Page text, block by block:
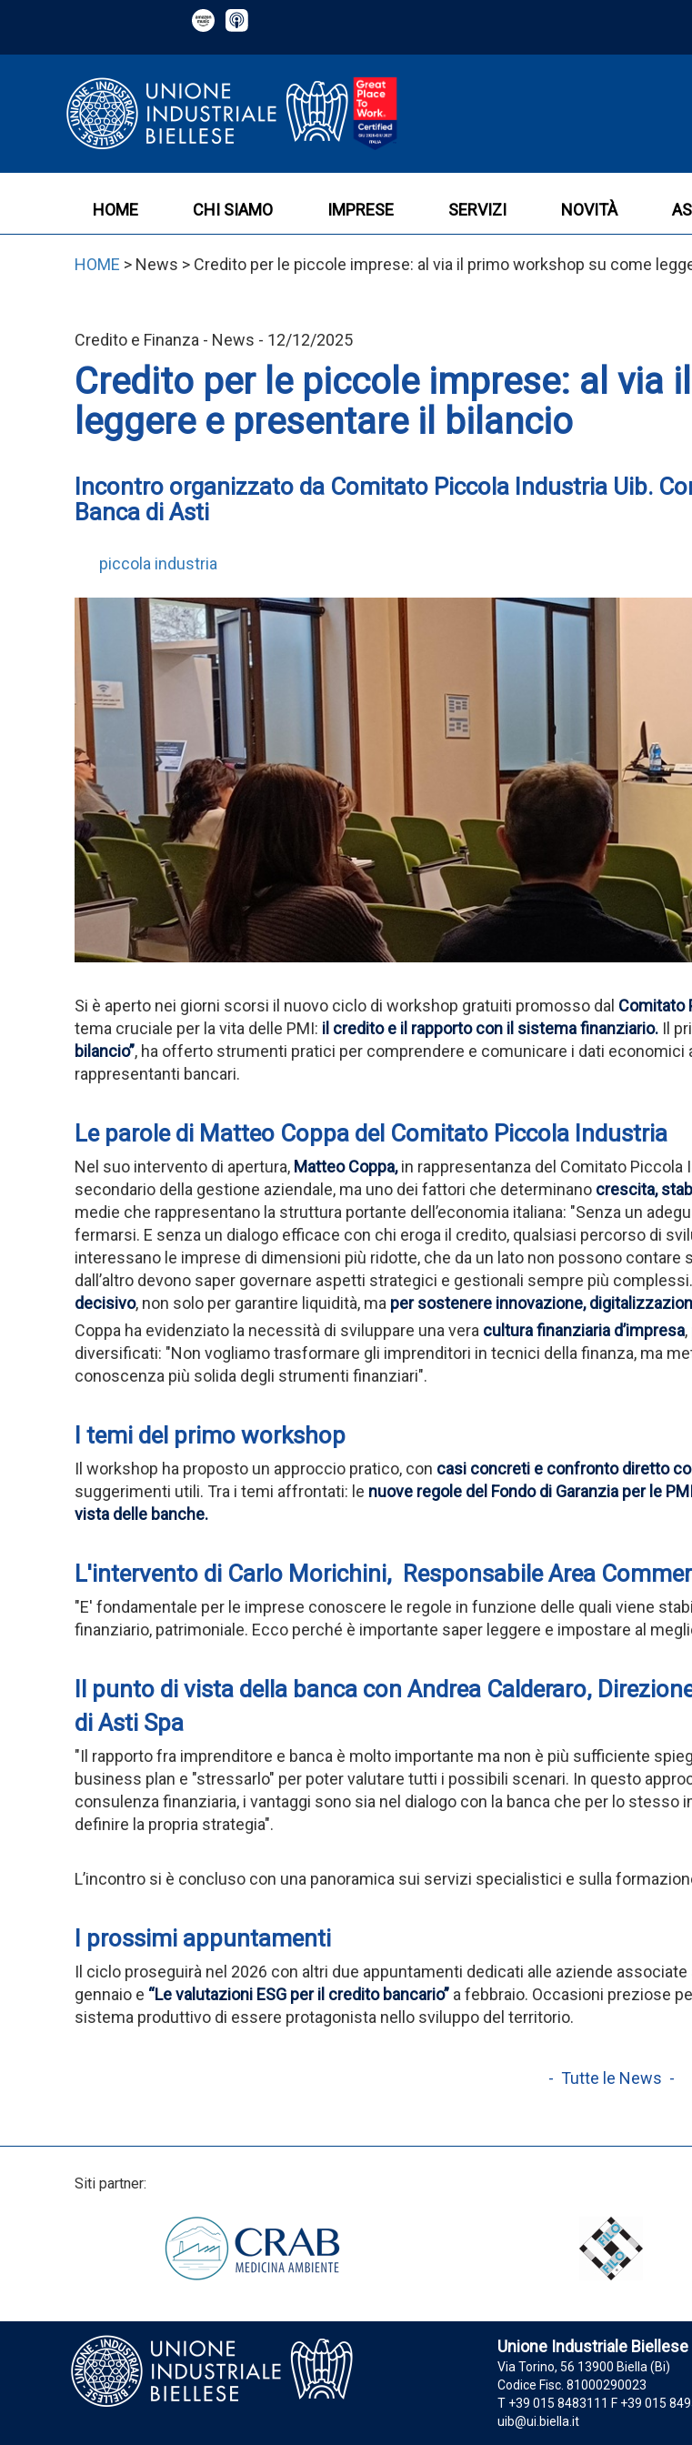
HOME CHI SIAMO IMPRESE SERVIZI NOVITÀ
HOME > News > Credito per le piccole imprese: al via il primo workshop su come
Credito e Finanza - News - 12/12/2025
Credito per le piccole imprese: al via
leggere e presentare il bilancio
Incontro organizzato da Comitato Piccola Industria Uib.
Banca di Asti
piccola industria
Si è aperto nei giorni scorsi il nuovo ciclo di workshop gratuiti promosso dal Comitato
tema cruciale per la vita delle PMI: il credito e il rapporto con il sistema finanziario. Il
bilancio”, ha offerto strumenti pratici per comprendere e comunicare i dati
rappresentanti bancari.
Le parole di Matteo Coppa del Comitato Piccola Industria
Nel suo intervento di apertura, Matteo Coppa,in rappresentanza del Comitato Piccola
secondario della gestione aziendale, ma uno dei fattori che determinano crescita,
medie che rappresentano la struttura portante dell’economia italiana: "Senza un
fermarsi. E senza un dialogo efficace con chi eroga il credito, qualsiasi percorso di
interessano le imprese di dimensioni più ridotte, che da un lato non possono
dall’altro devono saper governare aspetti strategici e gestionali sempre più
decisivo, non solo per garantire liquidità, ma per sostenere innovazione,
Coppa ha evidenziato la necessità di sviluppare una vera cultura finanziaria d’impresa
diversificati: "Non vogliamo trasformare gli imprenditori in tecnici della finanza, ma
conoscenza più solida degli strumenti finanziari".
I temi del primo workshop
Il workshop ha proposto un approccio pratico, con casi concreti e confronto diretto
suggerimenti utili. Tra i temi affrontati: le nuove regole del Fondo di Garanzia per le
vista delle banche.
L'intervento di Carlo Morichini, Responsabile Area
"E' fondamentale per le imprese conoscere le regole in funzione delle quali viene
finanziario, patrimoniale. Ecco perché è importante saper leggere e impostare al
Il punto di vista della banca con Andrea Calderaro,
di Asti Spa
"Il rapporto fra imprenditore e banca è molto importante ma non è più sufficiente
business plan e "stressarlo" per poter valutare tutti i possibili scenari. In questo
consulenza finanziaria, i vantaggi sono sia nel dialogo con la banca che per lo
definire la propria strategia".
L’incontro si è concluso con una panoramica sui servizi specialistici e sulla
I prossimi appuntamenti
Il ciclo proseguirà nel 2026 con altri due appuntamenti dedicati alle aziende associate
gennaio e “Le valutazioni ESG per il credito bancario” a febbraio. Occasioni preziose
sistema produttivo di essere protagonista nello sviluppo del territorio.
- Tutte le News -
Siti partner:
Unione Industriale Biellese
Via Torino, 56 13900 Biella (Bi)
Codice Fisc. 81000290023
T +39 015 8483111 F +39 015
uib@ui.biella.it